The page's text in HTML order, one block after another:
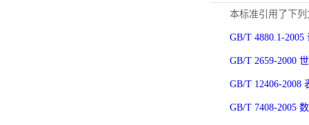
本标准引用了下
GB/T 4880.1-
GB/T 2659-2000
GB/T 12406-2008
GB/T 7408-2005